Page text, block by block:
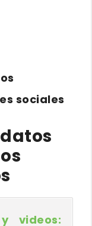
sociales
videos: